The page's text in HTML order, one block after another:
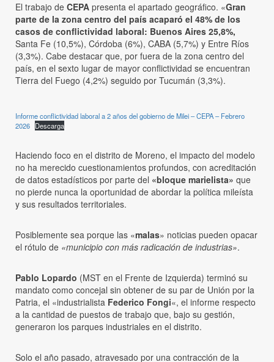
El trabajo de CEPA presenta el apartado geográfico. «Gran
parte de la zona centro del país acaparó el 48% de los
casos de conflictividad laboral: Buenos Aires 25,8%,
Santa Fe (10,5%), Córdoba (6%), CABA (5,7%) y Entre Ríos
(3,3%). Cabe destacar que, por fuera de la zona centro del
país, en el sexto lugar de mayor conflictividad se encuentran
Tierra del Fuego (4,2%) seguido por Tucumán (3,3%).
Informe conflictividad laboral a 2 años del gobierno de Milei – CEPA – Febrero
2026 Descarga
Haciendo foco en el distrito de Moreno, el impacto del modelo
no ha merecido cuestionamientos profundos, con acreditación
de datos estadísticos por parte del «bloque marielista» que
no pierde nunca la oportunidad de abordar la política mileísta
y sus resultados territoriales.
Posiblemente sea porque las «malas» noticias pueden opacar
el rótulo de «municipio con más radicación de industrias».
Pablo Lopardo (MST en el Frente de Izquierda) terminó su
mandato como concejal sin obtener de su par de Unión por la
Patria, el «industrialista Federico Fongi«, el informe respecto
a la cantidad de puestos de trabajo que, bajo su gestión,
generaron los parques industriales en el distrito.
Solo el año pasado, atravesado por una contracción de la